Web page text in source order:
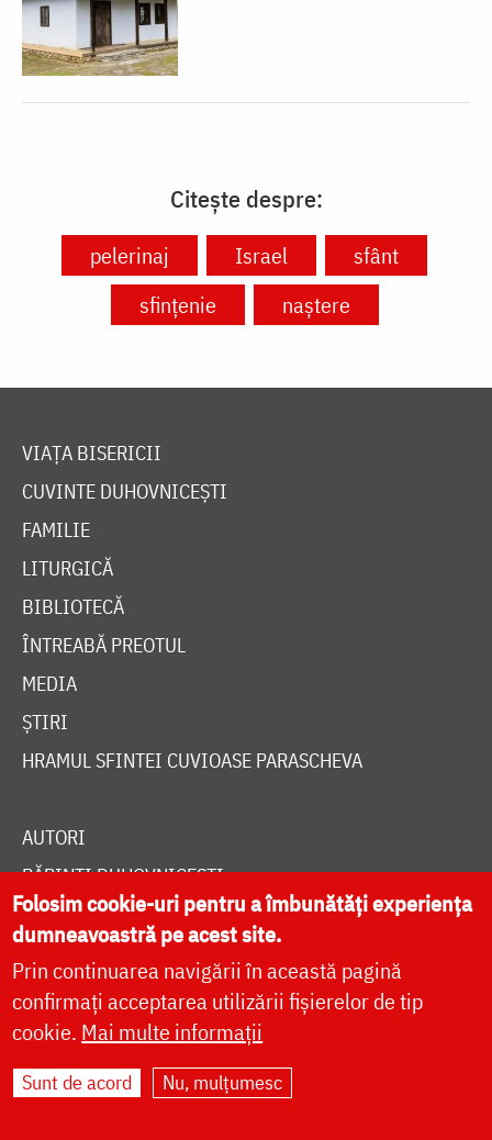
Citește despre:
pelerinaj Israel
sfânt
sfințenie
naștere
VIAȚA BISERICII
CUVINTE DUHOVNICEȘTI
FAMILIE
LITURGICĂ
BIBLIOTECĂ
ÎNTREABĂ PREOTUL
MEDIA
ȘTIRI
HRAMUL SFINTEI CUVIOASE PARASCHEVA
AUTORI
PĂRINȚI DUHOVNICEȘTI
MAICI CU VIAȚĂ DUHOVNICEASCĂ
SINAXAR ALFABETIC
MĂNĂSTIRI ȘI BISERICI
CALENDAR ORTODOX
WIDGET DOXOLOGIA
Folosim cookie-uri pentru a îmbunătăți experiența
dumneavoastră pe acest site.
Prin continuarea navigării în această pagină
confirmați acceptarea utilizării fișierelor de tip
cookie. Mai multe informații
Sunt de acord Nu, mulțumesc